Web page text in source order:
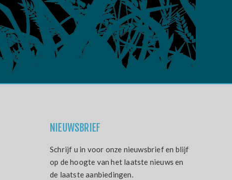
NIEUWSBRIEF
Schrijf u in voor onze nieuwsbrief en blijf
op de hoogte van het laatste nieuws en
de laatste aanbiedingen.